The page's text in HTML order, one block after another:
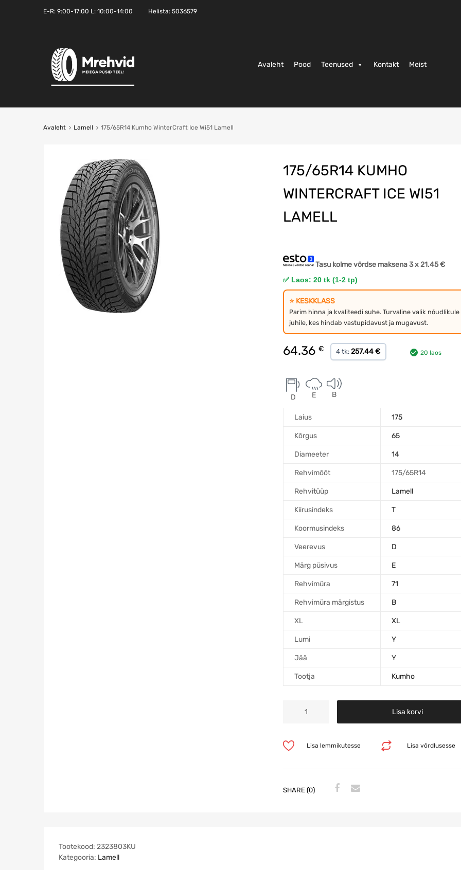
E-R: 9:00-17:00 L: 10:00-14:00 Helista: 5036579
Avaleht Pood Teenused Kontakt Meist
Avaleht Lamell 175/65R14 Kumho WinterCraft Ice Wi51 Lamell
175/65R14 KUMHO
WINTERCRAFT ICE WI51
LAMELL
Tasu kolme võrdse maksena 3 x21.45€
✅ Laos: 20 tk (1-2 tp)
⭐ KESKKLASS
Parim hinna ja kvaliteedi suhe. Turvaline valik nõudlikule
juhile, kes hindab vastupidavust ja mugavust.
64.36 € 4 tk:257.44 € 20 laos
D E B
Laius 175
Kõrgus 65
Diameeter 14
Rehvimõõt 175/65R14
Rehvitüüp Lamell
Kiirusindeks T
Koormusindeks 86
Veerevus D
Märg püsivus E
Rehvimüra 71
Rehvimüra märgistus B
XL XL
Lumi Y
Jää Y
Tootja Kumho
Lisa korvi
Lisa võrdlusesse
Lisa lemmikutesse
SHARE (0)
Tootekood: 2323803KU
Kategooria: Lamell